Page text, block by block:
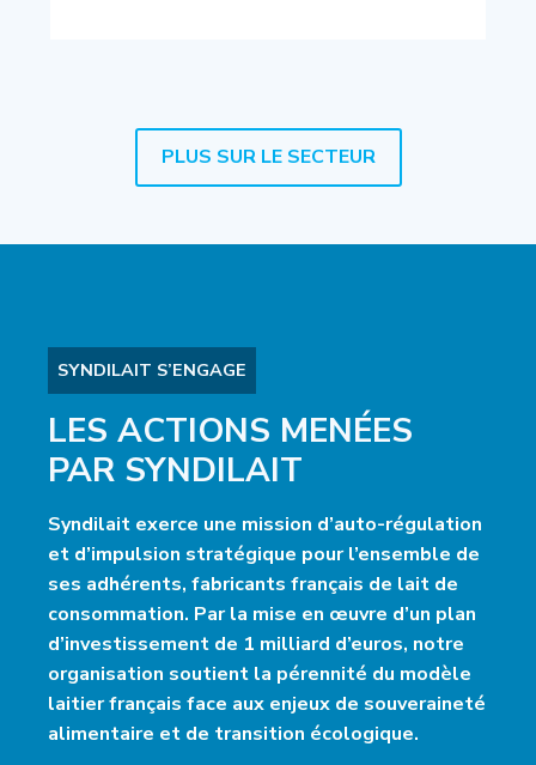
PLUS SUR LE SECTEUR
SYNDILAIT S’ENGAGE
LES ACTIONS MENÉES
PAR SYNDILAIT
Syndilait exerce une mission d’auto-régulation
et d’impulsion stratégique pour l’ensemble de
ses adhérents, fabricants français de lait de
consommation. Par la mise en œuvre d’un plan
d’investissement de 1 milliard d’euros, notre
organisation soutient la pérennité du modèle
laitier français face aux enjeux de souveraineté
alimentaire et de transition écologique.